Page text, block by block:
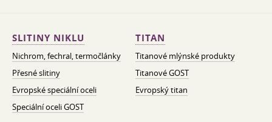
SLITINY NIKLU
Nichrom, fechral, termočlánky
Přesné slitiny
Evropské speciální oceli
Speciální oceli GOST
TITAN
Titanové mlýnské produkty
Titanové GOST
Evropský titan